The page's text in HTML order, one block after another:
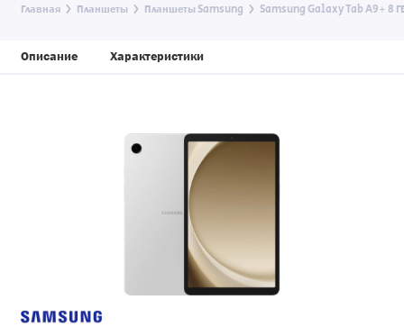
Главная Планшеты Планшеты Samsung Samsung Galaxy Tab A9+ 8
Описание Характеристики